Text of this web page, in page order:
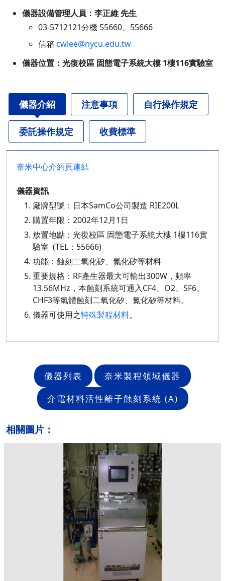
儀器設備管理人員：李正維 先生
03-5712121分機 55660、55666
信箱 cwlee@nycu.edu.tw
儀器位置：光復校區 固態電子系統大樓 1樓116實驗室
儀器介紹 注意事項 自行操作規定
委託操作規定 收費標準
奈米中心介紹頁連結
儀器資訊
廠牌型號：日本SamCo公司製造 RIE200L
購置年限：2002年12月1日
放置地點：光復校區 固態電子系統大樓 1樓116實
驗室 (TEL：55666)
功能：蝕刻二氧化矽、氮化矽等材料
重要規格：RF產生器最大可輸出300W，頻率
13.56MHz，本蝕刻系統可通入CF4、O2、SF6、
CHF3等氣體蝕刻二氧化矽、氮化矽等材料。
儀器可使用之特殊製程材料。
儀器列表
奈米製程領域儀器
介電材料活性離子蝕刻系統 (A)
相關圖片：